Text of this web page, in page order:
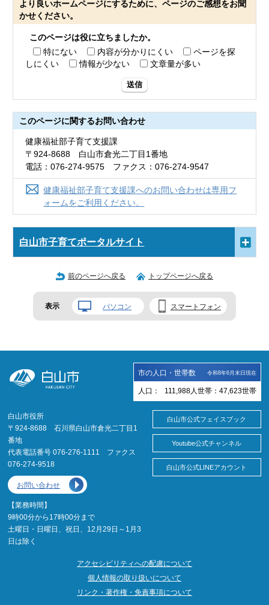
より良いホームページにするために、ページのご感想をお聞
かせください。
このページは役に立ちましたか。
特にない
内容が分かりにくい
ページを探
しにくい
情報が少ない 文章量が多い
送信
このページに関するお問い合わせ
健康福祉部子育て支援課
〒924-8688 白山市倉光二丁目1番地
電話：076-274-9575 ファクス：076-274-9547
健康福祉部子育て支援課へのお問い合わせは専用フ
ォームをご利用ください。
白山市子育てポータルサイト
前のページへ戻る トップページへ戻る
表示 パソコン スマートフォン
市の人口・世帯数 令和8年6月末日現在
人口： 111,988 人 世帯： 47,623世帯
白山市役所
〒924-8688 石川県白山市倉光二丁目1
番地
代表電話番号 076-276-1111 ファクス
076-274-9518
お問い合わせ
【業務時間】
9時00分から17時00分まで
土曜日・日曜日、祝日、12月29日～1月3
日は除く
白山市公式フェイスブック
Youtube公式チャンネル
白山市公式LINEアカウント
アクセシビリティへの配慮について
個人情報の取り扱いについて
リンク・著作権・免責事項について